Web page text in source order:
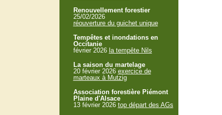
Renouvellement forestier
25/02/2026
réouverture du guichet unique
Tempêtes et inondations en
Occitanie
février 2026 la tempête Nils
La saison du martelage
20 février 2026 exercice de
marteaux à Mutzig
Association forestière Piémont
Plaine d'Alsace
13 février 2026 top départ des AGs